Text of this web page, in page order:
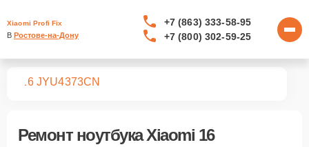
Xiaomi Profi Fix
В Ростове-на-Дону
+7 (863) 333-58-95
+7 (800) 302-59-25
16 JYU4373CN
Ремонт ноутбука Xiaomi 16